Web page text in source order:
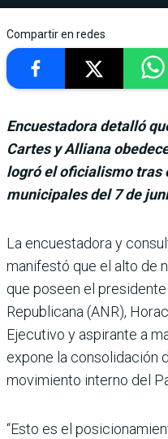
Compartir en redes
Encuestadora detalló
Cartes y Alliana
logró el oficialismo tras
municipales del 7 de
La encuestadora y
manifestó que el alto de
que poseen el
Republicana (ANR),
Ejecutivo y aspirante a
expone la consolidación
movi­miento interno del
“Esto es el